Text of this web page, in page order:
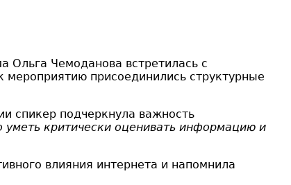
Ольга Чемоданова встретилась с
присоединились структурные
спикер подчеркнула важность
критически оценивать информацию и
влияния интернета и напомнила